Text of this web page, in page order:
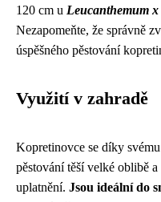
120 cm u Leucanthemum
Nezapomeňte, že správně
úspěšného pěstování
Využití v zahradě
Kopretinovce se díky
pěstování těší velké oblibě
uplatnění. Jsou ideální do